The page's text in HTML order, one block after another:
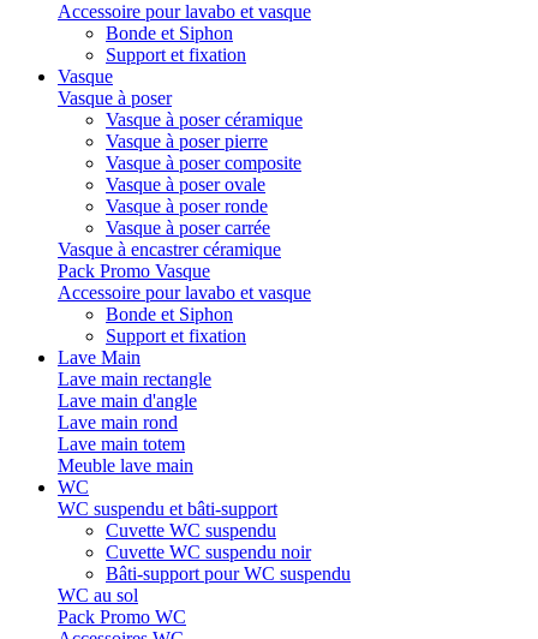
Accessoire pour lavabo et vasque
Bonde et Siphon
Support et fixation
Vasque
Vasque à poser
Vasque à poser céramique
Vasque à poser pierre
Vasque à poser composite
Vasque à poser ovale
Vasque à poser ronde
Vasque à poser carrée
Vasque à encastrer céramique
Pack Promo Vasque
Accessoire pour lavabo et vasque
Bonde et Siphon
Support et fixation
Lave Main
Lave main rectangle
Lave main d'angle
Lave main rond
Lave main totem
Meuble lave main
WC
WC suspendu et bâti-support
Cuvette WC suspendu
Cuvette WC suspendu noir
Bâti-support pour WC suspendu
WC au sol
Pack Promo WC